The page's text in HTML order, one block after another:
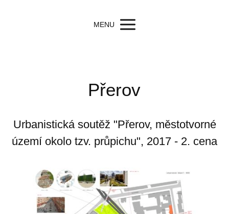
MENU
Přerov
Urbanistická soutěž "Přerov, městotvorné
území okolo tzv. průpichu", 2017 - 2. cena